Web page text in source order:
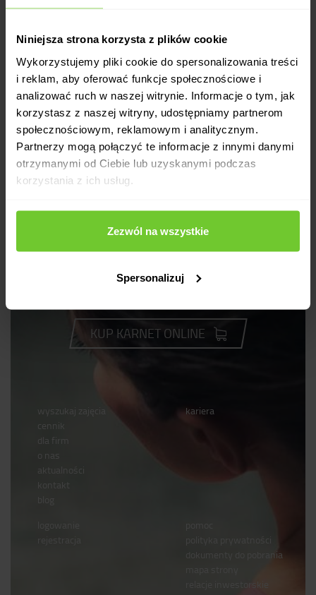
Niniejsza strona korzysta z plików cookie
Wykorzystujemy pliki cookie do spersonalizowania treści
i reklam, aby oferować funkcje społecznościowe i
analizować ruch w naszej witrynie. Informacje o tym, jak
korzystasz z naszej witryny, udostępniamy partnerom
społecznościowym, reklamowym i analitycznym.
Partnerzy mogą połączyć te informacje z innymi danymi
otrzymanymi od Ciebie lub uzyskanymi podczas
korzystania z ich usług.
Zezwól na wszystkie
Spersonalizuj
Dla odmiany
KUP KARNET ONLINE
wyszukaj zajęcia
cennik
dla firm
o nas
aktualności
kontakt
kariera
polityka prywatności
dokumenty do pobrania